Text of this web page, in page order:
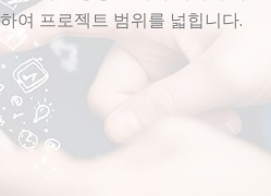
여 프로젝트 범위를 넓힙니다.